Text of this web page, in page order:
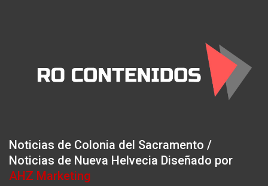
Noticias de Colonia del Sacramento /
Noticias de Nueva Helvecia Diseñado por
AHZ Marketing